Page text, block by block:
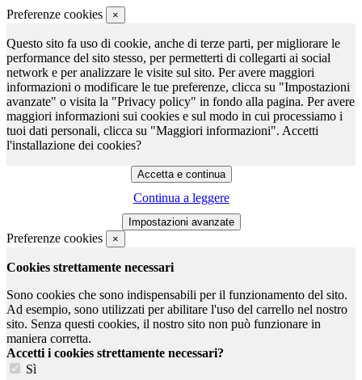
Preferenze cookies ×
Questo sito fa uso di cookie, anche di terze parti, per migliorare le
performance del sito stesso, per permetterti di collegarti ai social
network e per analizzare le visite sul sito. Per avere maggiori
informazioni o modificare le tue preferenze, clicca su "Impostazioni
avanzate" o visita la "Privacy policy" in fondo alla pagina. Per avere
maggiori informazioni sui cookies e sul modo in cui processiamo i
tuoi dati personali, clicca su "Maggiori informazioni". Accetti
l'installazione dei cookies?
Continua a leggere
Preferenze cookies ×
Cookies strettamente necessari
Sono cookies che sono indispensabili per il funzionamento del sito.
Ad esempio, sono utilizzati per abilitare l'uso del carrello nel nostro
sito. Senza questi cookies, il nostro sito non può funzionare in
maniera corretta.
Accetti i cookies strettamente necessari?
Sì